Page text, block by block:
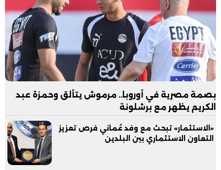
بصمة مصرية في أوروبا.. مرموش يتألق وحمزة عبد
الكريم يظهر مع برشلونة
«الاستثمار» تبحث مع وفد عُماني فرص تعزيز
التعاون الاستثماري بين البلدين